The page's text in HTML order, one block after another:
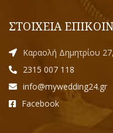
ΣΤΟΙΧΕΙΑ
Καραολή Δημητρίου
2315 007 118
info@mywedding24.gr
Facebook